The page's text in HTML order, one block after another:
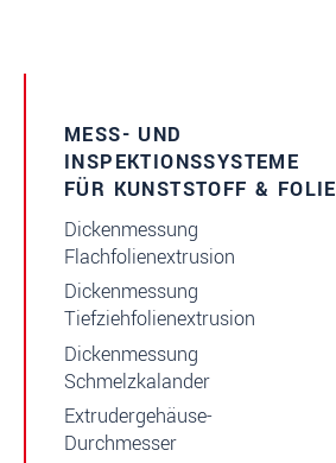
MESS- UND
INSPEKTIONSSYSTEME
FÜR KUNSTSTOFF & FOLIE
Dickenmessung
Flachfolienextrusion
Dickenmessung
Tiefziehfolienextrusion
Dickenmessung
Schmelzkalander
Extrudergehäuse-
Durchmesser